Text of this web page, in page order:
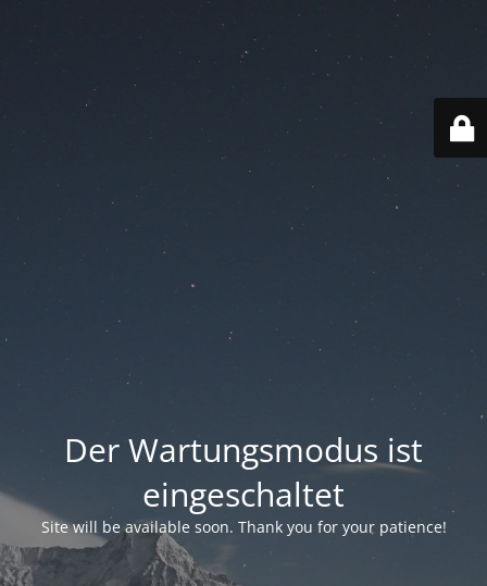
Der Wartungsmodus ist
eingeschaltet
Site will be available soon. Thank you for your patience!